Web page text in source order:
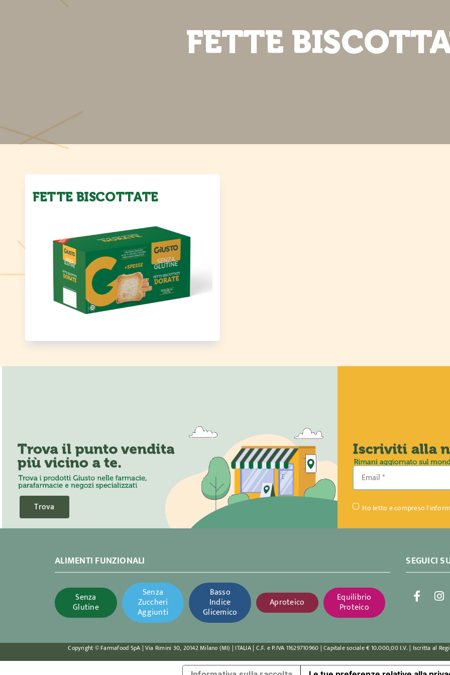
FETTE
FETTE BISCOTTATE
Trova Ho letto e compreso
ALIMENTI FUNZIONALI
Senza
Glutine
Senza
Zuccheri
Aggiunti
Basso
Indice
Glicemico
Aproteico Equilibrio
Proteico
SEGUICI
Copyright © Farmafood SpA | Via Rimini 30, 20142 Milano (MI) | ITALIA | C.F. e P.IVA 11629710960 | Capitale sociale € 10.000,00 I.V. | Iscritta al